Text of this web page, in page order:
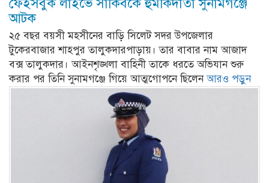
ফেইসবুক লাইভে সাকিবকে হুমকিদাতা সুনামগঞ্জে
আটক
২৫ বছর বয়সী মহসীনের বাড়ি সিলেট সদর উপজেলার
টুকেরবাজার শাহপুর তালুকদারপাড়ায়। তার বাবার নাম আজাদ
বক্স তালুকদার। আইনশৃঙ্খলা বাহিনী তাকে ধরতে অভিযান শুরু
করার পর তিনি সুনামগঞ্জে গিয়ে আত্মগোপনে ছিলেনআরও পড়ুন